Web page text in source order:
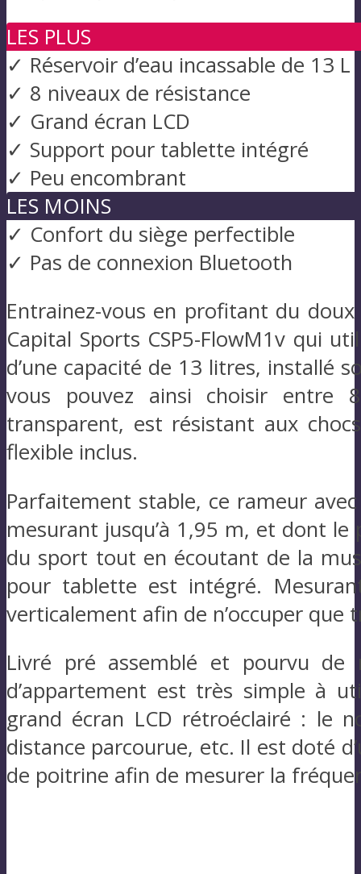
LES PLUS
✓ Réservoir d’eau incassable de 13 L
✓ 8 niveaux de résistance
✓ Grand écran LCD
✓ Support pour tablette intégré
✓ Peu encombrant
LES MOINS
✓ Confort du siège perfectible
✓ Pas de connexion Bluetooth
Entrainez-vous en profitant du
Capital Sports CSP5-FlowM1v qui
d’une capacité de 13 litres, installé
vous pouvez ainsi choisir entre
transparent, est résistant aux
flexible inclus.
Parfaitement stable, ce rameur
mesurant jusqu’à 1,95 m, et dont le
du sport tout en écoutant de la
pour tablette est intégré.
verticalement afin de n’occuper que
Livré pré assemblé et pourvu de
d’appartement est très simple à
grand écran LCD rétroéclairé : le
distance parcourue, etc. Il est doté
de poitrine afin de mesurer la